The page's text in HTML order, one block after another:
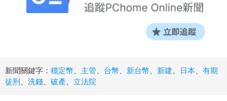
新聞關鍵字： 穩定幣 主管 台幣 新台幣 新建 日本
有期
徒刑
洗錢 破產 立法院